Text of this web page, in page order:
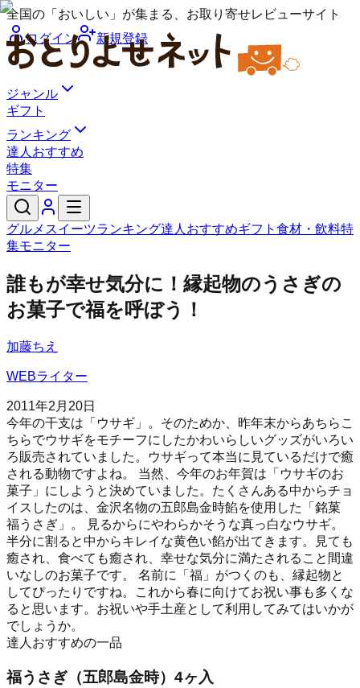
全国の「おいしい」が集まる、お取り寄せレビューサイト
ログイン
新規登録
ジャンル
ギフト
ランキング
達人おすすめ
特集
モニター
グルメ スイーツランキング達人おすすめギフト 食材・飲料特
集モニター
誰もが幸せ気分に！縁起物のうさぎの
お菓子で福を呼ぼう！
加藤ちえ
WEBライター
2011年2月20日
今年の干支は「ウサギ」。そのためか、昨年末からあちらこ
ちらでウサギをモチーフにしたかわいらしいグッズがいろい
ろ販売されていました。ウサギって本当に見ているだけで癒
される動物ですよね。 当然、今年のお年賀は「ウサギのお
菓子」にしようと決めていました。たくさんある中からチョ
イスしたのは、金沢名物の五郎島金時餡を使用した「銘菓
福うさぎ」。 見るからにやわらかそうな真っ白なウサギ。
半分に割ると中からキレイな黄色い餡が出てきます。見ても
癒され、食べても癒され、幸せな気分に満たされること間違
いなしのお菓子です。 名前に「福」がつくのも、縁起物と
してぴったりですね。これから春に向けてお祝い事も多くな
ると思います。お祝いや手土産として利用してみてはいかが
でしょうか。
達人おすすめの一品
福うさぎ（五郎島金時）4ヶ入